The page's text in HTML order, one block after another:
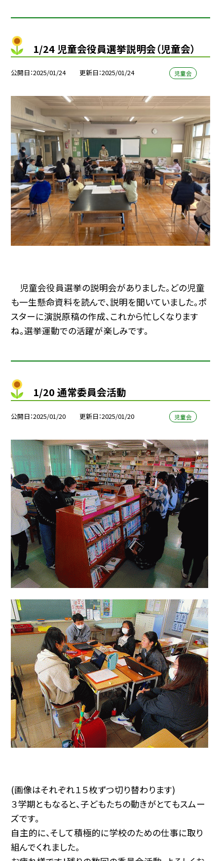
1/24 児童会役員選挙説明会（児童会）
公開日 2025/01/24 更新日 2025/01/24 児童会
児童会役員選挙の説明会がありました。どの児童
も一生懸命資料を読んで、説明を聞いていました。ポ
スターに演説原稿の作成、これから忙しくなります
ね。選挙運動での活躍が楽しみです。
1/20 通常委員会活動
公開日 2025/01/20 更新日 2025/01/20 児童会
(画像はそれぞれ１５枚ずつ切り替わります)
３学期ともなると、子どもたちの動きがとてもスムー
ズです。
自主的に、そして積極的に学校のための仕事に取り
組んでくれました。